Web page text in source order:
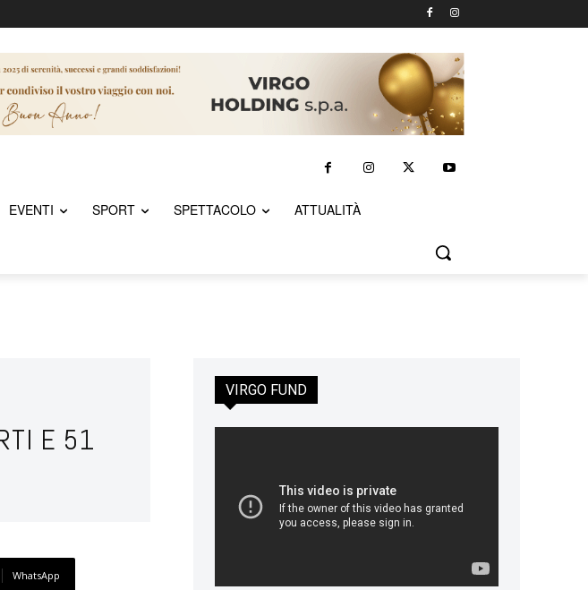
EVENTI SPORT SPETTACOLO ATTUALITÀ
E 51
WhatsApp
VIRGO FUND